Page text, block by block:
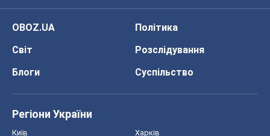
OBOZ.UA
Політика
Світ
Розслідування
Блоги
Суспільство
Регіони України
Київ Харків